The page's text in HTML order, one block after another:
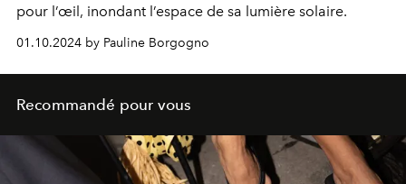
pour l’œil, inondant l’espace de sa lumière solaire.
01.10.2024 by Pauline Borgogno
Recommandé pour vous